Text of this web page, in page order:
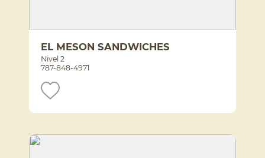
EL MESON SANDWICHES
Nivel 2
787-848-4971